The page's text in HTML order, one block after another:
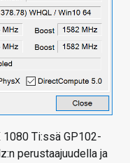
1080 Ti:ssä GP102-
perustaajuudella ja